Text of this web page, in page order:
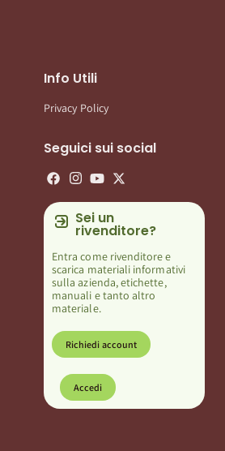
Info Utili
Privacy Policy
Seguici sui social
Sei un
rivenditore?
Entra come rivenditore e
scarica materiali informativi
sulla azienda, etichette,
manuali e tanto altro
materiale.
Richiedi account
Accedi